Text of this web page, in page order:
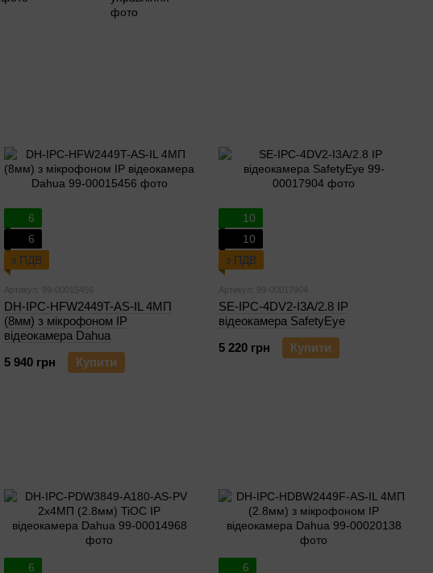
6
6
з ПДВ
Артикул: 99-00015456
DH-IPC-HFW2449T-AS-IL 4МП
(8мм) з мікрофоном IP
відеокамера Dahua
5 940 грн
Купити
10
10
з ПДВ
Артикул: 99-00017904
SE-IPC-4DV2-I3A/2.8 IP
відеокамера SafetyEye
5 220 грн
Купити
6
6